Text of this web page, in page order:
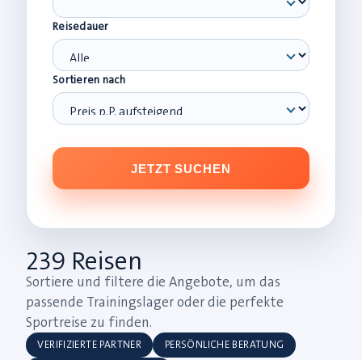
Reisedauer
Sortieren nach
JETZT SUCHEN
239 Reisen
Sortiere und filtere die Angebote, um das
passende Trainingslager oder die perfekte
Sportreise zu finden.
VERIFIZIERTE PARTNER
PERSÖNLICHE BERATUNG